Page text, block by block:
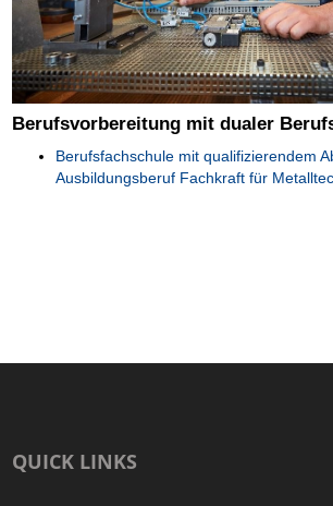
Berufsvorbereitung mit dualer
Berufsfachschule mit qualifizierendem
Ausbildungsberuf Fachkraft für
QUICK LINKS